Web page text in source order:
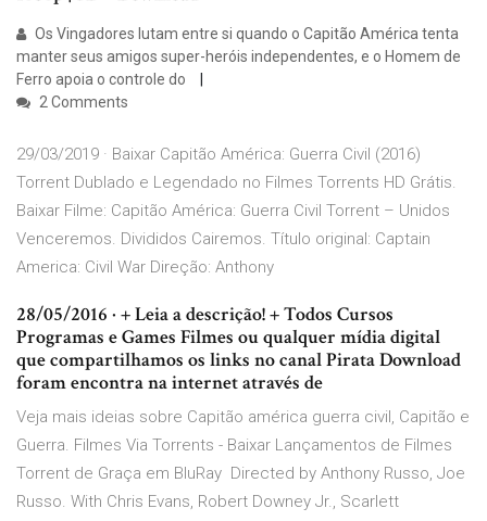
Os Vingadores lutam entre si quando o Capitão América tenta
manter seus amigos super-heróis independentes, e o Homem de
Ferro apoia o controle do
2 Comments
29/03/2019 · Baixar Capitão América: Guerra Civil (2016)
Torrent Dublado e Legendado no Filmes Torrents HD Grátis.
Baixar Filme: Capitão América: Guerra Civil Torrent – Unidos
Venceremos. Divididos Cairemos. Título original: Captain
America: Civil War Direção: Anthony
28/05/2016 · + Leia a descrição! + Todos Cursos
Programas e Games Filmes ou qualquer mídia digital
que compartilhamos os links no canal Pirata Download
foram encontra na internet através de
Veja mais ideias sobre Capitão américa guerra civil, Capitão e
Guerra. Filmes Via Torrents - Baixar Lançamentos de Filmes
Torrent de Graça em BluRay Directed by Anthony Russo, Joe
Russo. With Chris Evans, Robert Downey Jr., Scarlett